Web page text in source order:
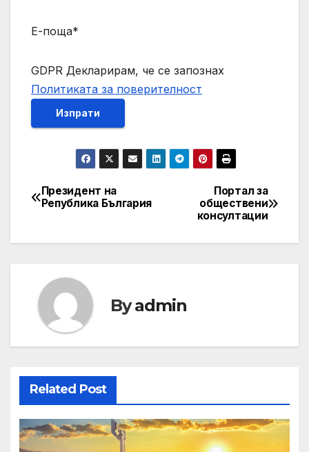
Е-поща*
GDPR Декларирам, че се запознах
Политиката за поверителност
Изпрати
Post
Портал за
обществени
консултации
Президент на
Република България
Byadmin
Related Post